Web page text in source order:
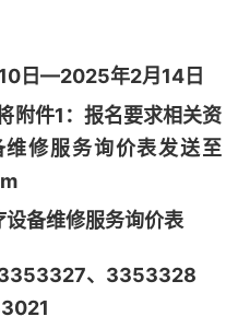
日—2025年2月14日
附件1：报名要求相关资
修服务询价表发送至
备维修服务询价表
、3353328